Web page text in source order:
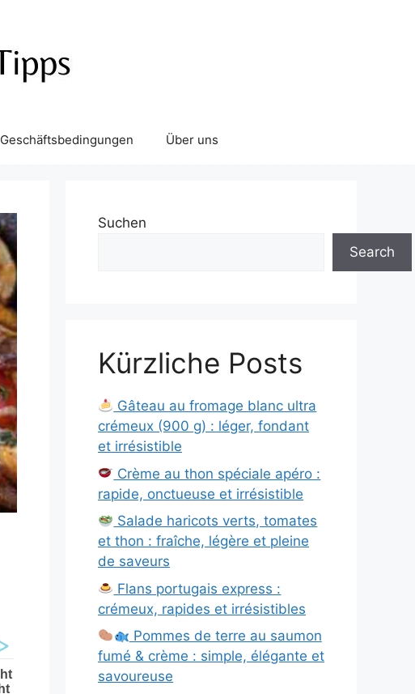
Geschäftsbedingungen Über uns
Suchen
Search
Kürzliche Posts
Gâteau au fromage blanc ultra
crémeux (900 g) : léger, fondant
et irrésistible
Crème au thon spéciale apéro :
rapide, onctueuse et irrésistible
Salade haricots verts, tomates
et thon : fraîche, légère et pleine
de saveurs
Flans portugais express :
crémeux, rapides et irrésistibles
Pommes de terre au saumon
fumé & crème : simple, élégante et
savoureuse